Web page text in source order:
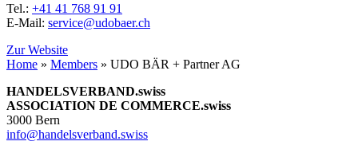
Tel.: +41 41 768 91 91
E-Mail: service@udobaer.ch
Zur Website
Home » Members » UDO BÄR + Partner AG
HANDELSVERBAND.swiss
ASSOCIATION DE COMMERCE.swiss
3000 Bern
info@handelsverband.swiss